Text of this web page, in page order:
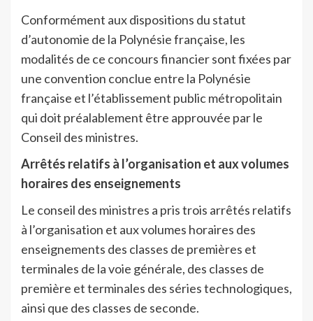
Conformément aux dispositions du statut
d’autonomie de la Polynésie française, les
modalités de ce concours financier sont fixées par
une convention conclue entre la Polynésie
française et l’établissement public métropolitain
qui doit préalablement être approuvée par le
Conseil des ministres.
Arrêtés relatifs à l’organisation et aux volumes
horaires des enseignements
Le conseil des ministres a pris trois arrêtés relatifs
à l’organisation et aux volumes horaires des
enseignements des classes de premières et
terminales de la voie générale, des classes de
première et terminales des séries technologiques,
ainsi que des classes de seconde.